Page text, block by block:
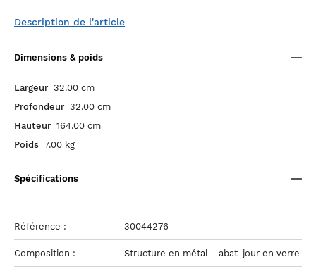
Description de l'article
Dimensions & poids
Largeur 32.00 cm
Profondeur 32.00 cm
Hauteur 164.00 cm
Poids 7.00 kg
Spécifications
Référence : 30044276
Composition : Structure en métal - abat-jour en verre